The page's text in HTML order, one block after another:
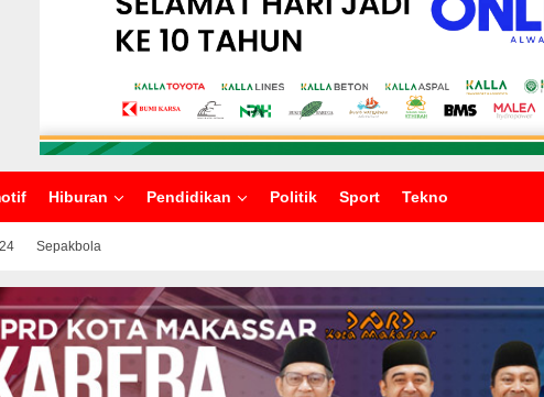
Hiburan Pendidikan Politik Sport Tekno
Sepakbola